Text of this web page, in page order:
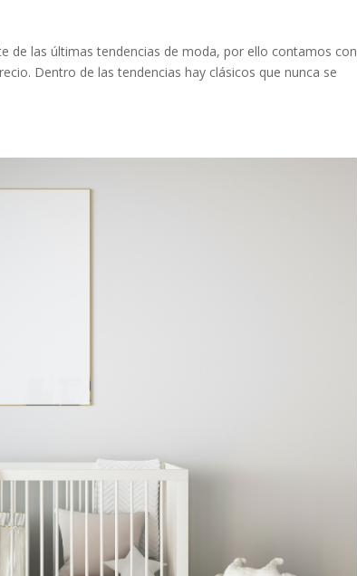
de las últimas tendencias de moda, por ello contamos con
Dentro de las tendencias hay clásicos que nunca se